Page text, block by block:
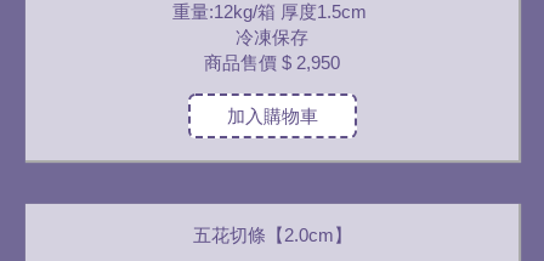
重量:12kg/箱 厚度1.5cm
冷凍保存
商品售價 $ 2,950
加入購物車
五花切條【2.0cm】